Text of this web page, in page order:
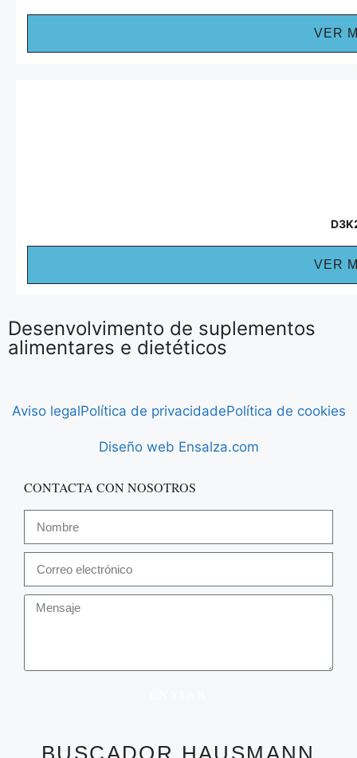
VER
VER
Desenvolvimento de suplementos
alimentares e dietéticos
Aviso legalPolítica de privacidadePolítica de cookies
Diseño web Ensalza.com
CONTACTA CON NOSOTROS
BUSCADOR HAUSMANN